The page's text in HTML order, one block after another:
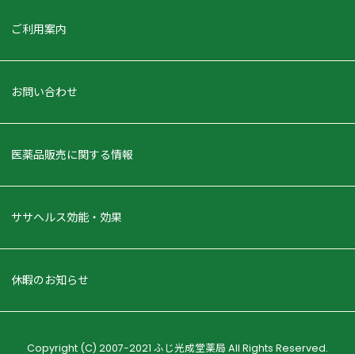
ご利用案内
お問い合わせ
医薬品販売に関する情報
ササヘルス効能・効果
休暇のお知らせ
Copyright (C) 2007-2021 ふじ光成堂薬局 All Rights Reserved.